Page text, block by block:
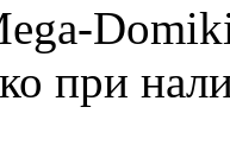
при